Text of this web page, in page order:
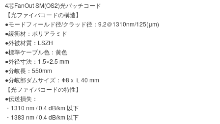
4芯FanOut SM(OS2)光パッチコード
【光ファイバコードの構造】
●モードフィールド径/クラッド径：9.2＠1310nm/125(μm)
●緩衝材：ポリアラミド
●外被材質：LSZH
●標準ケーブル色：黄色
●外径寸法：1.5×2.5 mm
●分岐長：550mm
●分岐部ダムサイズ：Φ8ｘＬ40 mm
【光ファイバコードの特性】
●伝送損失：
・1310 nm / 0.4 dB/km 以下
・1383 nm / 0.4 dB/km 以下